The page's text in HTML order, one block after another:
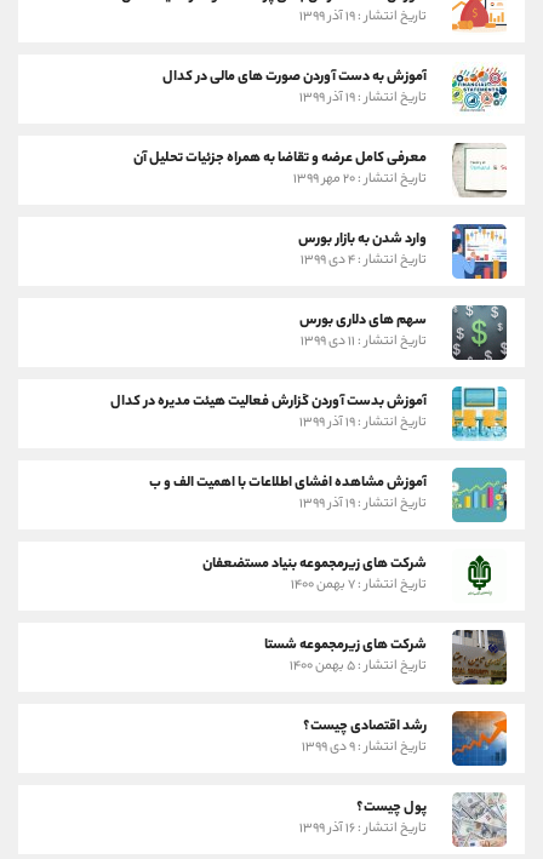
تاریخ انتشار : ۱۹ آذر ۱۳۹۹
آموزش به دست آوردن صورت های مالی در کدال
تاریخ انتشار : ۱۹ آذر ۱۳۹۹
معرفی کامل عرضه و تقاضا به همراه جزئیات تحلیل آن
تاریخ انتشار : ۲۰ مهر ۱۳۹۹
وارد شدن به بازار بورس
تاریخ انتشار : ۴ دی ۱۳۹۹
سهم های دلاری بورس
تاریخ انتشار : ۱۱ دی ۱۳۹۹
آموزش بدست آوردن گزارش فعالیت هیئت مدیره در کدال
تاریخ انتشار : ۱۹ آذر ۱۳۹۹
آموزش مشاهده افشای اطلاعات با اهمیت الف و ب
تاریخ انتشار : ۱۹ آذر ۱۳۹۹
شرکت های زیرمجموعه بنیاد مستضعفان
تاریخ انتشار : ۷ بهمن ۱۴۰۰
شرکت های زیرمجموعه شستا
تاریخ انتشار : ۵ بهمن ۱۴۰۰
رشد اقتصادی چیست؟
تاریخ انتشار : ۹ دی ۱۳۹۹
پول چیست؟
تاریخ انتشار : ۱۶ آذر ۱۳۹۹